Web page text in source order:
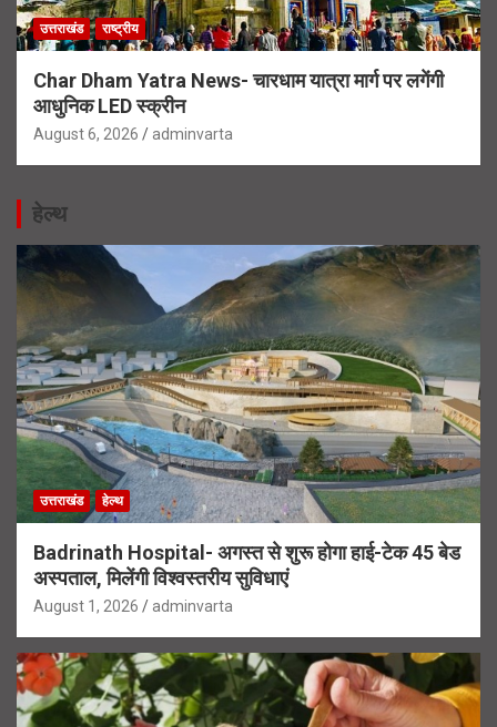
उत्तराखंड राष्ट्रीय
Char Dham Yatra News- चारधाम यात्रा मार्ग पर लगेंगी
आधुनिक LED स्क्रीन
August 6, 2026 adminvarta
हेल्थ
उत्तराखंड हेल्थ
Badrinath Hospital- अगस्त से शुरू होगा हाई-टेक 45 बेड
अस्पताल, मिलेंगी विश्वस्तरीय सुविधाएं
August 1, 2026 adminvarta